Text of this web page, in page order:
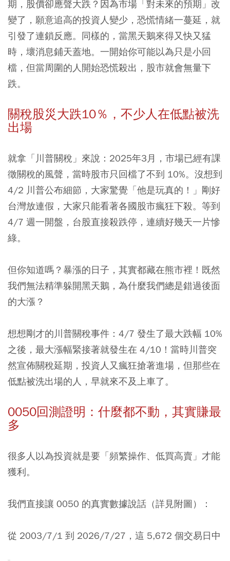
期，股價卻應聲大跌？因為市場「對未來的預期」改
變了，願意追高的投資人變少，恐慌情緒一蔓延，就
引發了連鎖反應。同樣的，當黑天鵝來得又快又猛
時，壞消息鋪天蓋地。一開始你可能以為只是小回
檔，但當周圍的人開始恐慌殺出，股市就會無量下
跌。
關稅股災大跌10％，不少人在低點被洗
出場
就拿「川普關稅」來說：2025年3月，市場已經有課
徵關稅的風聲，當時股市只回檔了不到 10%。沒想到
4/2 川普公布細節，大家驚覺「他是玩真的！」剛好
台灣放連假，大家只能看著各國股市瘋狂下殺。等到
4/7 週一開盤，台股直接殺跌停，連續好幾天一片慘
綠。
但你知道嗎？暴漲的日子，其實都藏在熊市裡！既然
我們無法精準躲開黑天鵝，為什麼我們總是錯過後面
的大漲？
想想剛才的川普關稅事件：4/7 發生了最大跌幅 10%
之後，最大漲幅緊接著就發生在 4/10！當時川普突
然宣佈關稅延期，投資人又瘋狂搶著進場，但那些在
低點被洗出場的人，早就來不及上車了。
0050回測證明：什麼都不動，其實賺最
多
很多人以為投資就是要「頻繁操作、低買高賣」才能
獲利。
我們直接讓 0050 的真實數據說話（詳見附圖）：
從 2003/7/1 到 2026/7/27，這 5,672 個交易日中